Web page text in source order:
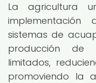
La agricultura
sistemas de
producción de
limitados,
promoviendo la